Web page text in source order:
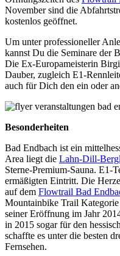
November sind die
kostenlos geöffnet.
Um unter professioneller
kannst Du die Seminare der
Die Ex-Europameisterin
Dauber, zugleich E1-
auch für Dich den ein oder
Besonderheiten
Bad Endbach ist ein
Area liegt die Lahn-Dill-
Sterne-Premium-Sauna. E1-
ermäßigten Eintritt. Die
auf dem Flowtrail Bad
Mountainbike Trail
seiner Eröffnung im Jahr
in 2015 sogar für den
schaffte es unter die besten
Fernsehen.